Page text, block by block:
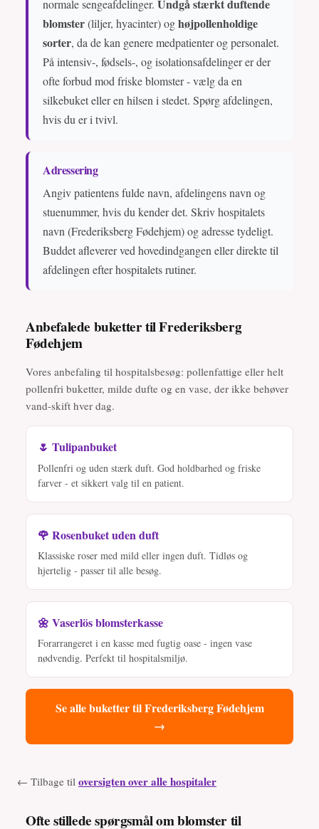
normale sengeafdelinger. Undgå stærkt duftende
blomster(liljer, hyacinter) oghøjpollenholdige
sorter, da de kan genere medpatienter og personalet.
På intensiv-, fødsels-, og isolationsafdelinger er der
ofte forbud mod friske blomster - vælg da en
silkebuket eller en hilsen i stedet. Spørg afdelingen,
hvis du er i tvivl.
Adressering
Angiv patientens fulde navn, afdelingens navn og
stuenummer, hvis du kender det. Skriv hospitalets
navn (Frederiksberg Fødehjem) og adresse tydeligt.
Buddet afleverer ved hovedindgangen eller direkte til
afdelingen efter hospitalets rutiner.
Anbefalede buketter til Frederiksberg
Fødehjem
Vores anbefaling til hospitalsbesøg: pollenfattige eller helt
pollenfri buketter, milde dufte og en vase, der ikke behøver
vand-skift hver dag.
🌷 Tulipanbuket
Pollenfri og uden stærk duft. God holdbarhed og friske
farver - et sikkert valg til en patient.
🌹 Rosenbuket uden duft
Klassiske roser med mild eller ingen duft. Tidløs og
hjertelig - passer til alle besøg.
🌼 Vaserlös blomsterkasse
Forarrangeret i en kasse med fugtig oase - ingen vase
nødvendig. Perfekt til hospitalsmiljø.
Se alle buketter til Frederiksberg Fødehjem
→
← Tilbage til oversigten over alle hospitaler
Ofte stillede spørgsmål om blomster til